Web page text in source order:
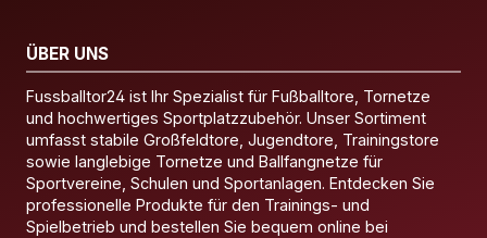
ÜBER UNS
Fussballtor24 ist Ihr Spezialist für Fußballtore, Tornetze
und hochwertiges Sportplatzzubehör. Unser Sortiment
umfasst stabile Großfeldtore, Jugendtore, Trainingstore
sowie langlebige Tornetze und Ballfangnetze für
Sportvereine, Schulen und Sportanlagen. Entdecken Sie
professionelle Produkte für den Trainings- und
Spielbetrieb und bestellen Sie bequem online bei